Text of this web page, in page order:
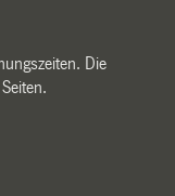
Die